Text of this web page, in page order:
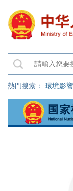
熱門搜索： 環境影